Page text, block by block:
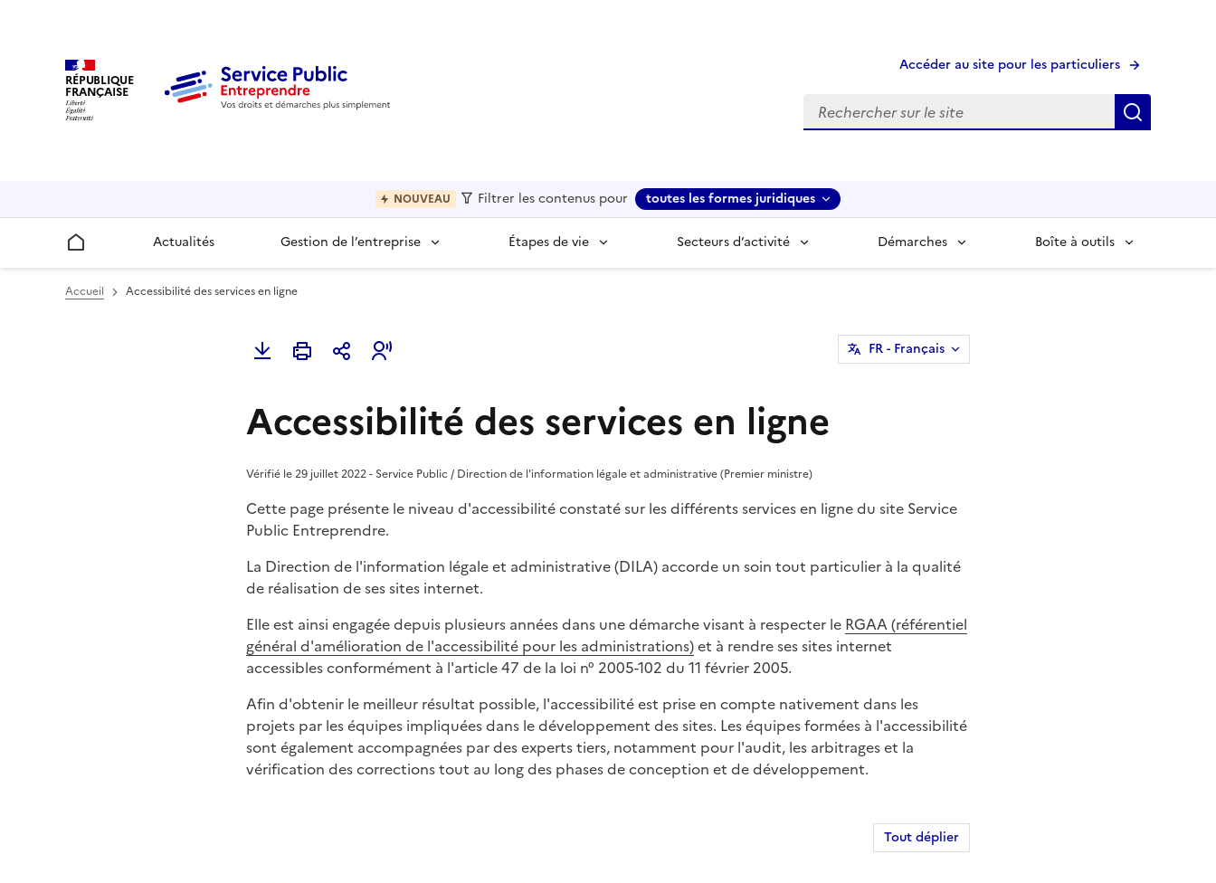
RÉPUBLIQUE
FRANÇAISE
Accéder au site pour les particuliers
Recherche
NOUVEAU Filtrer les contenus pour toutes les formes juridiques
Accueil Actualités Gestion de l’entreprise Étapes de vie Secteurs d’activité Démarches Boîte à outils
Accueil Accessibilité des services en ligne
FR- Français
Accessibilité des services en ligne
Vérifié le 29 juillet 2022 - Service Public / Direction de l'information légale et administrative (Premier ministre)
Cette page présente le niveau d'accessibilité constaté sur les différents services en ligne du site Service
Public Entreprendre.
La Direction de l'information légale et administrative (DILA) accorde un soin tout particulier à la qualité
de réalisation de ses sites internet.
Elle est ainsi engagée depuis plusieurs années dans une démarche visant à respecter le RGAA (référentiel
général d'amélioration de l'accessibilité pour les administrations)et à rendre ses sites internet
accessibles conformément à l'article 47 de la loi n° 2005-102 du 11 février 2005.
Afin d'obtenir le meilleur résultat possible, l'accessibilité est prise en compte nativement dans les
projets par les équipes impliquées dans le développement des sites. Les équipes formées à l'accessibilité
sont également accompagnées par des experts tiers, notamment pour l'audit, les arbitrages et la
vérification des corrections tout au long des phases de conception et de développement.
Tout déplier